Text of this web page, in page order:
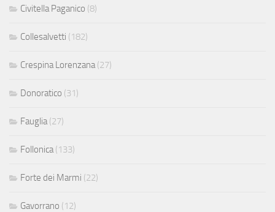
Civitella Paganico (8)
Collesalvetti (182)
Crespina Lorenzana (27)
Donoratico (31)
Fauglia (27)
Follonica (133)
Forte dei Marmi (22)
Gavorrano (12)